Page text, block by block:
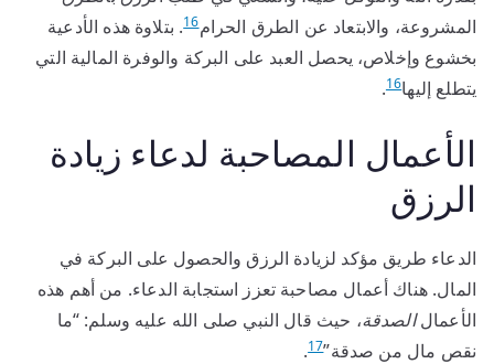
المشروعة، والابتعاد عن الطرق الحرام16. بتلاوة هذه الأدعية
بخشوع وإخلاص، يحصل العبد على البركة والوفرة المالية التي
يتطلع إليها16
.
الأعمال المصاحبة لدعاء زيادة
الرزق
الدعاء طريق مؤكد لزيادة الرزق والحصول على البركة في
المال. هناك أعمال مصاحبة تعزز استجابة الدعاء. من أهم هذه
الأعمالالصدقة، حيث قال النبي صلى الله عليه وسلم: “ما
نقص مال من صدقة”17
.